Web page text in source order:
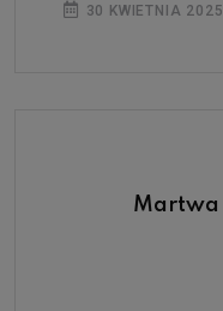
30 KWIETNIA 2025
Martwa